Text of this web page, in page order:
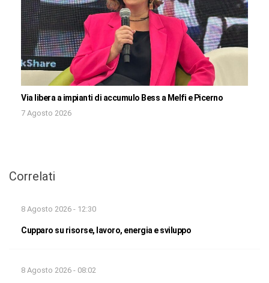
Via libera a impianti di accumulo Bess a Melfi e Picerno
7 Agosto 2026
Correlati
8 Agosto 2026 - 12:30
Cupparo su risorse, lavoro, energia e sviluppo
8 Agosto 2026 - 08:02